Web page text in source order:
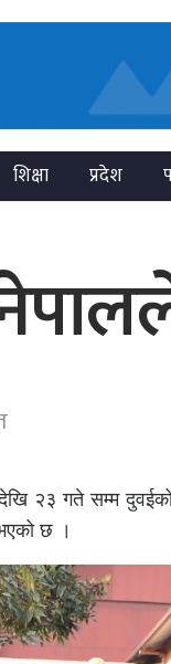
शिक्षा प्रदेश
२३ गते सम्म
छ ।